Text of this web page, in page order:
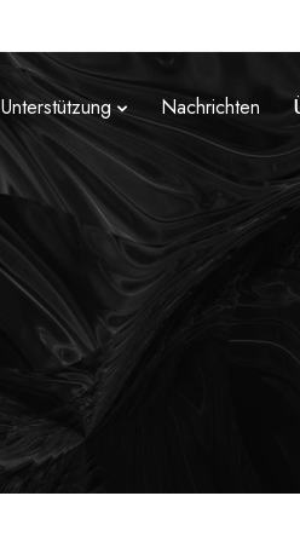
Unterstützung Nachrichten